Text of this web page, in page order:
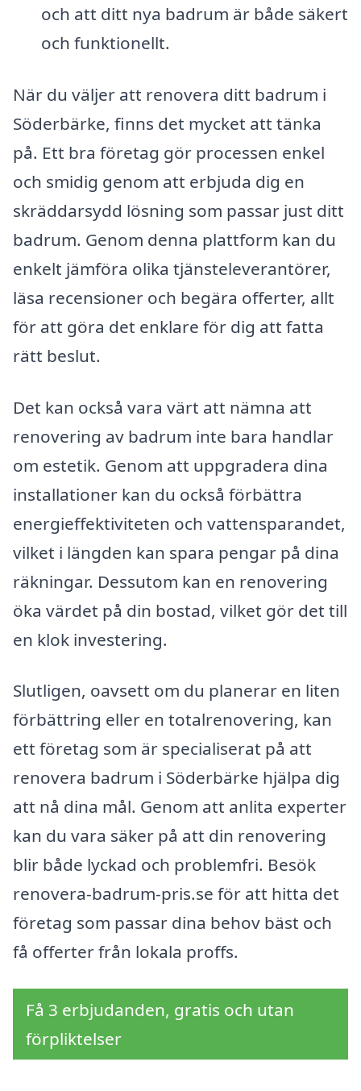
och att ditt nya badrum är både säkert
och funktionellt.
När du väljer att renovera ditt badrum i
Söderbärke, finns det mycket att tänka
på. Ett bra företag gör processen enkel
och smidig genom att erbjuda dig en
skräddarsydd lösning som passar just ditt
badrum. Genom denna plattform kan du
enkelt jämföra olika tjänsteleverantörer,
läsa recensioner och begära offerter, allt
för att göra det enklare för dig att fatta
rätt beslut.
Det kan också vara värt att nämna att
renovering av badrum inte bara handlar
om estetik. Genom att uppgradera dina
installationer kan du också förbättra
energieffektiviteten och vattensparandet,
vilket i längden kan spara pengar på dina
räkningar. Dessutom kan en renovering
öka värdet på din bostad, vilket gör det till
en klok investering.
Slutligen, oavsett om du planerar en liten
förbättring eller en totalrenovering, kan
ett företag som är specialiserat på att
renovera badrum i Söderbärke hjälpa dig
att nå dina mål. Genom att anlita experter
kan du vara säker på att din renovering
blir både lyckad och problemfri. Besök
renovera-badrum-pris.se för att hitta det
företag som passar dina behov bäst och
få offerter från lokala proffs.
Få 3 erbjudanden, gratis och utan
förpliktelser